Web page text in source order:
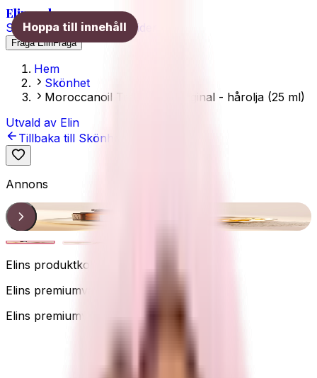
Hoppa till innehåll
Elins val
SkönhetHälsa TräningGuider
Fråga ElinFråga
Hem
Skönhet
Moroccanoil Treatment Original - hårolja (25 ml)
Utvald av Elin
Tillbaka till Skönhet
Annons
Oljedroppe
1/ 2
Elins produktkoll
Elins premiumval
Elins premiumval
Moroccanoil Treatment - hårolja för glans och